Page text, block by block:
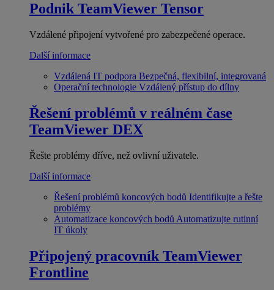
Podnik TeamViewer Tensor
Vzdálené připojení vytvořené pro zabezpečené operace.
Další informace
Vzdálená IT podpora Bezpečná, flexibilní, integrovaná
Operační technologie Vzdálený přístup do dílny
Řešení problémů v reálném čase
TeamViewer DEX
Řešte problémy dříve, než ovlivní uživatele.
Další informace
Řešení problémů koncových bodů Identifikujte a řešte
problémy
Automatizace koncových bodů Automatizujte rutinní
IT úkoly
Připojený pracovník TeamViewer
Frontline